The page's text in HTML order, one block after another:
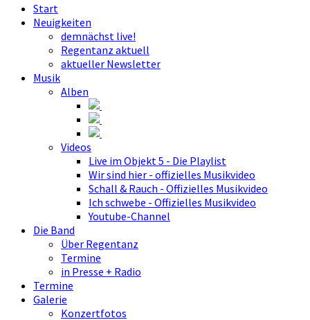
Start
Neuigkeiten
demnächst live!
Regentanz aktuell
aktueller Newsletter
Musik
Alben
Videos
Live im Objekt 5 - Die Playlist
Wir sind hier - offizielles Musikvideo
Schall & Rauch - Offizielles Musikvideo
Ich schwebe - Offizielles Musikvideo
Youtube-Channel
Die Band
Über Regentanz
Termine
in Presse + Radio
Termine
Galerie
Konzertfotos